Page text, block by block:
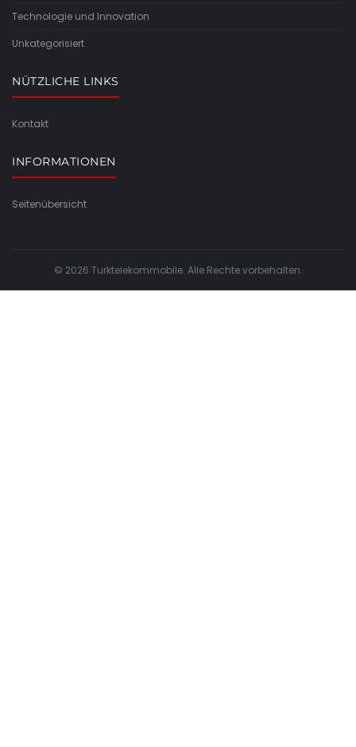
Technologie und Innovation
Unkategorisiert
NÜTZLICHE LINKS
Kontakt
INFORMATIONEN
Seitenübersicht
© 2026 Turktelekommobile. Alle Rechte vorbehalten.